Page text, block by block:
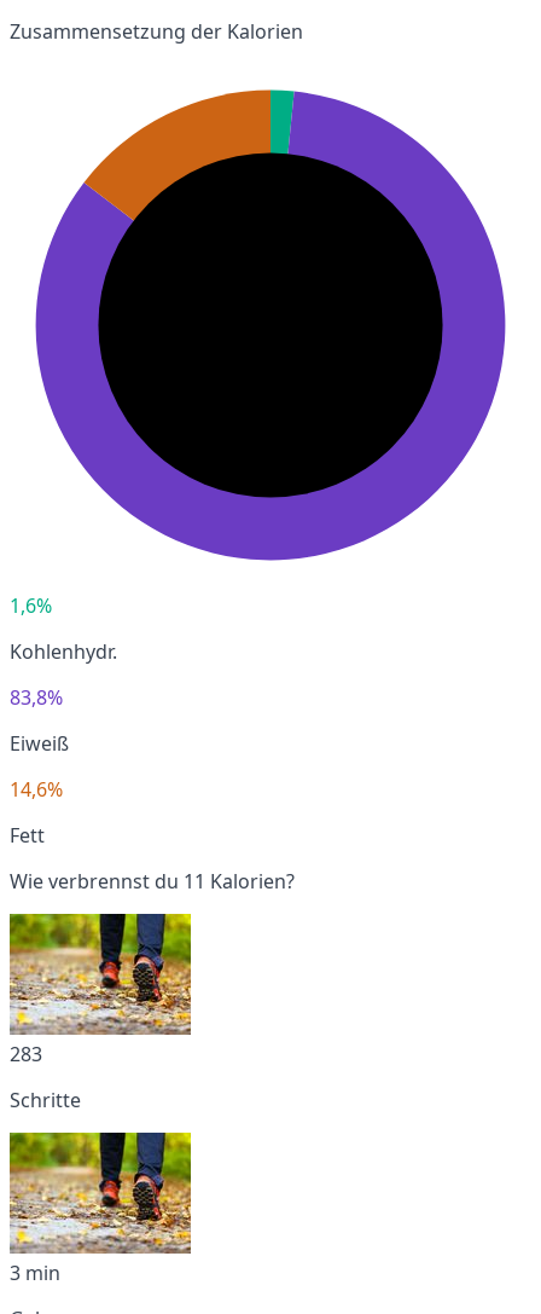
Zusammensetzung der Kalorien
1,6%
Kohlenhydr.
83,8%
Eiweiß
14,6%
Fett
Wie verbrennst du 11 Kalorien?
283
Schritte
3 min